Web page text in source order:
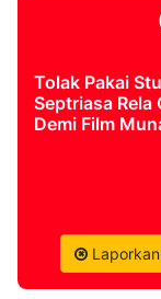
Tolak Pakai
Septriasa Rela
Demi Film